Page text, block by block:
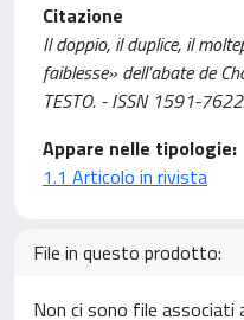
Citazione
Il doppio, il duplice, il
faiblesse» dell’abate de
TESTO. - ISSN 1591-
Appare nelle tipologie:
1.1 Articolo in rivista
File in questo prodotto:
Non ci sono file